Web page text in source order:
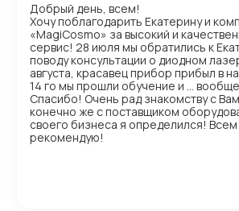
Добрый день, всем!
Хочу поблагодарить Екатерину и
«MagiCosmo» за высокий и
сервис! 28 июля мы обратились к
поводу консультации о диодном
августа, красавец прибор прибыл в
14 го мы прошли обучение и …
Спасибо! Очень рад знакомству с
конечно же с поставщиком
своего бизнеса я определился! Всем
рекомендую!